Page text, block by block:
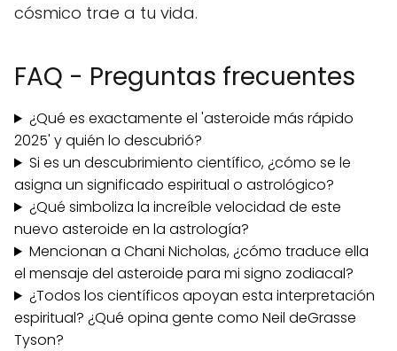
cósmico trae a tu vida.
FAQ - Preguntas frecuentes
¿Qué es exactamente el 'asteroide más rápido
2025' y quién lo descubrió?
Si es un descubrimiento científico, ¿cómo se le
asigna un significado espiritual o astrológico?
¿Qué simboliza la increíble velocidad de este
nuevo asteroide en la astrología?
Mencionan a Chani Nicholas, ¿cómo traduce ella
el mensaje del asteroide para mi signo zodiacal?
¿Todos los científicos apoyan esta interpretación
espiritual? ¿Qué opina gente como Neil deGrasse
Tyson?